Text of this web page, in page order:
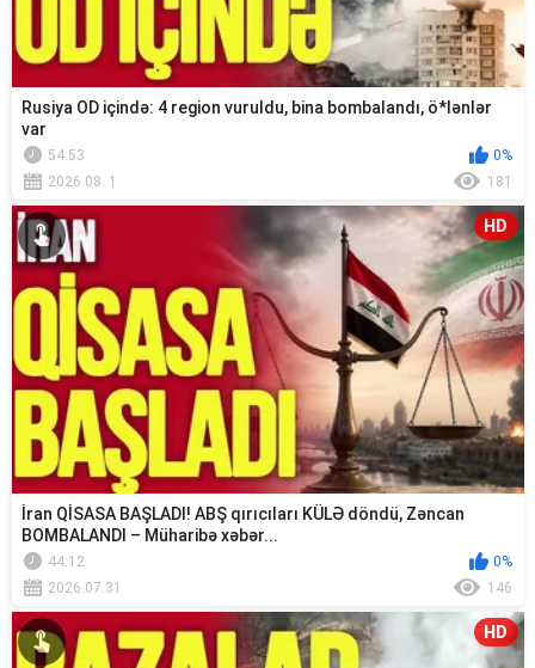
Rusiya OD içində: 4 region vuruldu, bina bombalandı, ö*lənlər
var
54:53
0%
2026.08. 1
181
HD
İran QİSASA BAŞLADI! ABŞ qırıcıları KÜLƏ döndü, Zəncan
BOMBALANDI – Müharibə xəbər...
44:12
0%
2026.07.31
146
HD